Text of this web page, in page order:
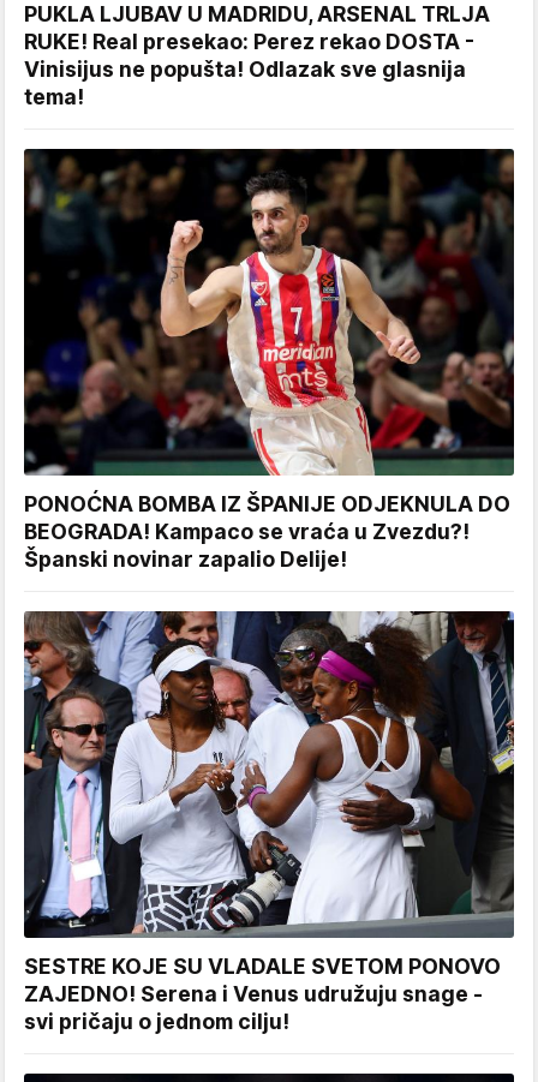
PUKLA LJUBAV U MADRIDU, ARSENAL TRLJA
RUKE! Real presekao: Perez rekao DOSTA -
Vinisijus ne popušta! Odlazak sve glasnija
tema!
PONOĆNA BOMBA IZ ŠPANIJE ODJEKNULA DO
BEOGRADA! Kampaco se vraća u Zvezdu?!
Španski novinar zapalio Delije!
SESTRE KOJE SU VLADALE SVETOM PONOVO
ZAJEDNO! Serena i Venus udružuju snage -
svi pričaju o jednom cilju!